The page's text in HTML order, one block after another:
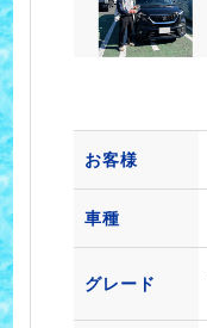
お客様
車種
グレード